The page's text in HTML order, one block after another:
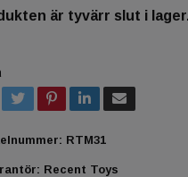
är tyvärr slut i
RTM31
Recent Toys